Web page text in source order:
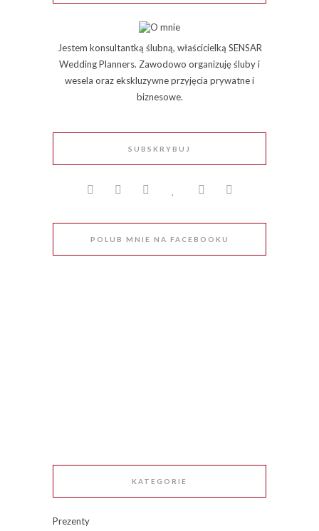
Jestem konsultantką ślubną, właścicielką SENSAR
Wedding Planners. Zawodowo organizuję śluby i
wesela oraz ekskluzywne przyjęcia prywatne i
biznesowe.
SUBSKRYBUJ
POLUB MNIE NA FACEBOOKU
KATEGORIE
Prezenty